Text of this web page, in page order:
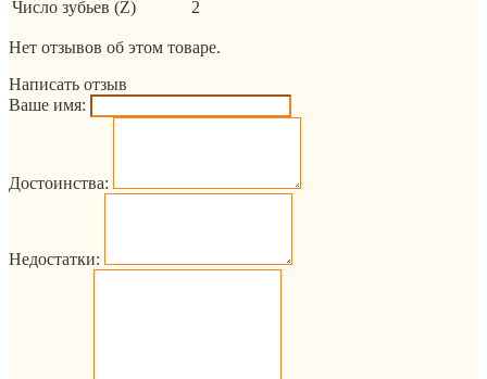
Число зубьев (Z)
2
Нет отзывов об этом товаре.
Написать отзыв
Ваше имя:
Достоинства:
Недостатки: